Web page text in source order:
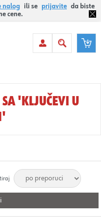
nalog ili se prijavite da biste
cene.
'KLJUČEVI U